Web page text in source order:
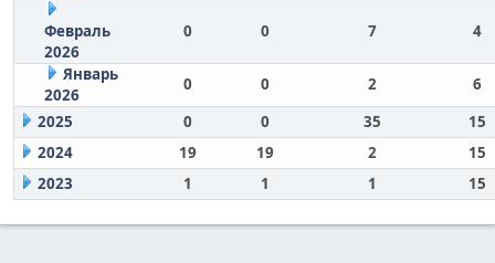
Февраль
2026
0 0 7 4
Январь
2026
0 0 2
6
2025
0 0 35
15
2024
19 19 2
15
2023
1 1 1 15